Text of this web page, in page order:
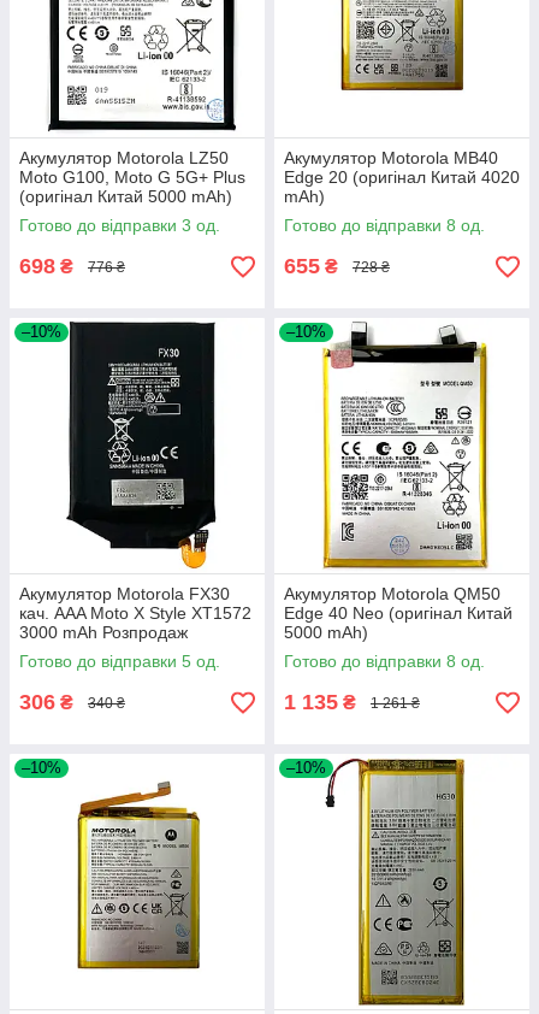
Акумулятор Motorola LZ50
Moto G100, Moto G 5G+ Plus
(оригінал Китай 5000 mAh)
Готово до відправки 3 од.
698 ₴ 776 ₴
Акумулятор Motorola MB40
Edge 20 (оригінал Китай 4020
mAh)
Готово до відправки 8 од.
655 ₴ 728 ₴
–10%
Акумулятор Motorola FX30
кач. AAA Moto X Style XT1572
3000 mAh Розпродаж
Готово до відправки 5 од.
306 ₴ 340 ₴
–10%
Акумулятор Motorola QM50
Edge 40 Neo (оригінал Китай
5000 mAh)
Готово до відправки 8 од.
1 135 ₴ 1 261 ₴
–10% –10%